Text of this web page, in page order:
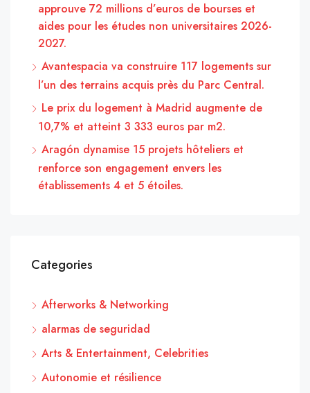
approuve 72 millions d’euros de bourses et
aides pour les études non universitaires 2026-
2027.
Avantespacia va construire 117 logements sur
l’un des terrains acquis près du Parc Central.
Le prix du logement à Madrid augmente de
10,7% et atteint 3 333 euros par m2.
Aragón dynamise 15 projets hôteliers et
renforce son engagement envers les
établissements 4 et 5 étoiles.
Categories
Afterworks & Networking
alarmas de seguridad
Arts & Entertainment, Celebrities
Autonomie et résilience